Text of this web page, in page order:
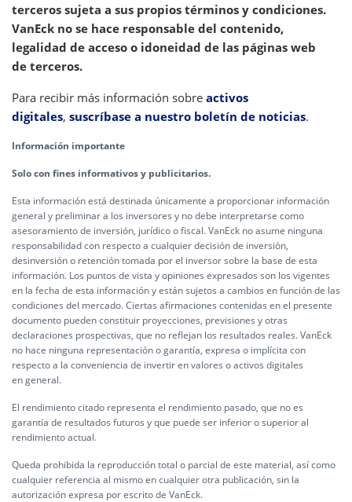
terceros sujeta a sus propios términos y condiciones.
VanEck no se hace responsable del contenido,
legalidad de acceso o idoneidad de las páginas web
de terceros.
Para recibir más información sobre activos
digitales, suscríbase a nuestro boletín de noticias.
Información importante
Solo con fines informativos y publicitarios.
Esta información está destinada únicamente a proporcionar información
general y preliminar a los inversores y no debe interpretarse como
asesoramiento de inversión, jurídico o fiscal. VanEck no asume ninguna
responsabilidad con respecto a cualquier decisión de inversión,
desinversión o retención tomada por el inversor sobre la base de esta
información. Los puntos de vista y opiniones expresados son los vigentes
en la fecha de esta información y están sujetos a cambios en función de las
condiciones del mercado. Ciertas afirmaciones contenidas en el presente
documento pueden constituir proyecciones, previsiones y otras
declaraciones prospectivas, que no reflejan los resultados reales. VanEck
no hace ninguna representación o garantía, expresa o implícita con
respecto a la conveniencia de invertir en valores o activos digitales
en general.
El rendimiento citado representa el rendimiento pasado, que no es
garantía de resultados futuros y que puede ser inferior o superior al
rendimiento actual.
Queda prohibida la reproducción total o parcial de este material, así como
cualquier referencia al mismo en cualquier otra publicación, sin la
autorización expresa por escrito de VanEck.